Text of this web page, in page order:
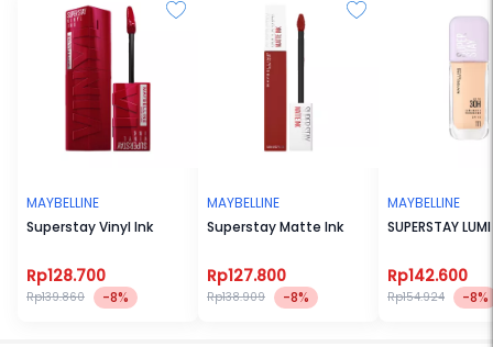
MAYBELLINE
Superstay Vinyl Ink
Rp128.700
Rp139.860 -8%
MAYBELLINE
Superstay Matte Ink
Rp127.800
Rp138.909 -8%
MAYBELLINE
SUPERSTAY
Rp142.600
Rp154.924 -8%